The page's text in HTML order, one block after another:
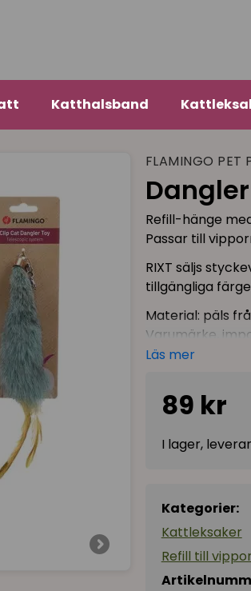
Katthalsband
FLAMINGO PET
Refill-hänge
Passar till
RIXT säljs
tillgängliga
Material: päls
Varumärke,
Varumärket
- The fur in
byproduct of
1. We choose
3. Less waste
want to
product from
Läs mer
89 kr
I lager,
Kategorier:
Kattleksaker
Refill till